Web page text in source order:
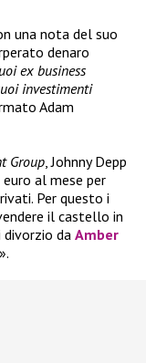
una nota del suo
denaro
ex business
investimenti
Adam
Group, Johnny Depp
euro al mese per
Per questo i
il castello in
divorzio da Amber
».